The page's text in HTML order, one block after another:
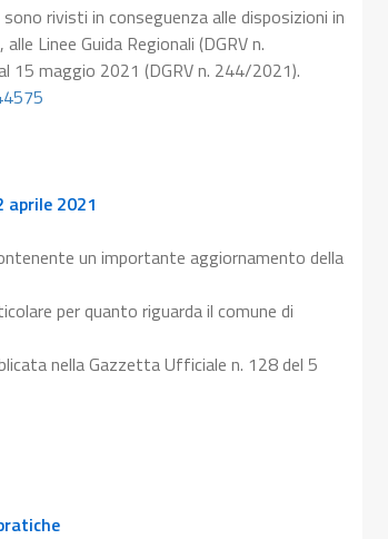
rivisti in conseguenza alle disposizioni in
Linee Guida Regionali (DGRV n.
15 maggio 2021 (DGRV n. 244/2021).
aprile 2021
un importante aggiornamento della
per quanto riguarda il comune di
nella Gazzetta Ufficiale n. 128 del 5